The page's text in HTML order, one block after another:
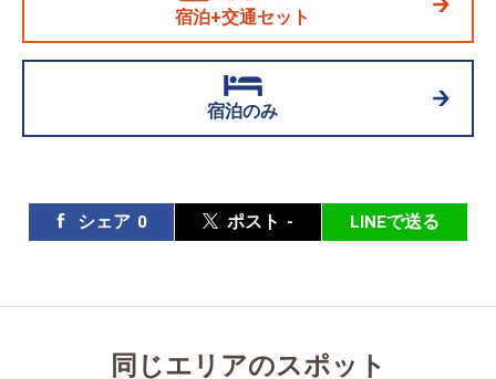
宿泊+交通セット
宿泊のみ
シェア 0 ポスト - LINEで送る
同じエリアのスポット